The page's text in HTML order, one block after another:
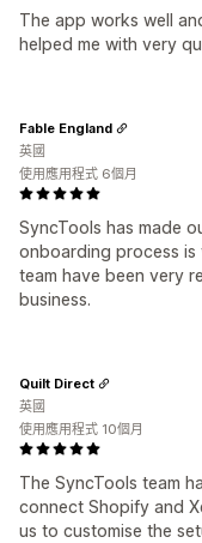
The app works well
helped me with very
SyncTools has made
onboarding process
team have been very
business.
Fable England
英國
使用應用程式 6個月
The SyncTools team
connect Shopify and
us to customise the
Quilt Direct
英國
使用應用程式 10個月